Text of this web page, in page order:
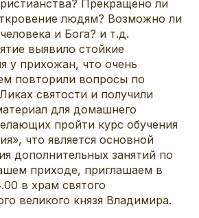
Прекращено ли
людям? Возможно ли
и Бога? и т.д.
выявило стойкие
у прихожан, что очень
повторили вопросы по
святости и получили
для домашнего
пройти курс обучения
что является основной
дополнительных занятий по
приходе, приглашаем в
в храм святого
великого князя Владимира.